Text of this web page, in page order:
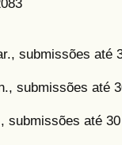
submissões até
submissões até
submissões até